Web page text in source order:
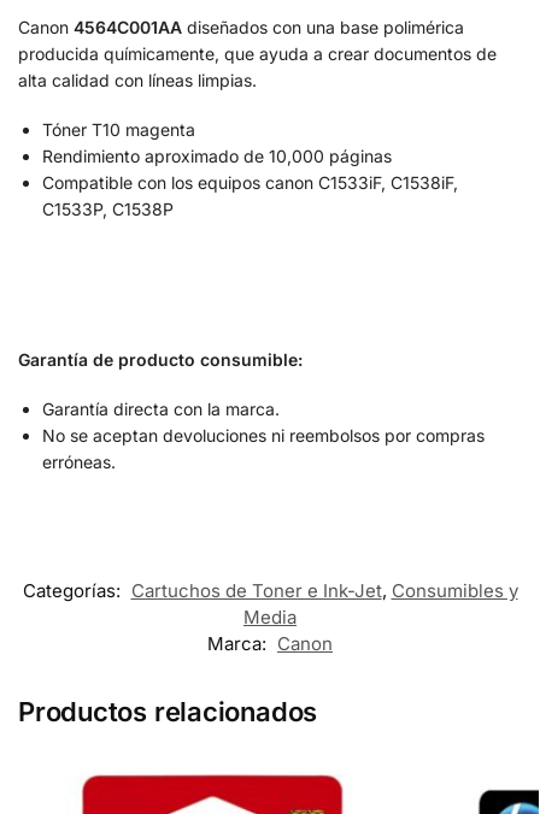
Canon 4564C001AA diseñados con una base polimérica
producida químicamente, que ayuda a crear documentos de
alta calidad con líneas limpias.
Tóner T10 magenta
Rendimiento aproximado de 10,000 páginas
Compatible con los equipos canon C1533iF, C1538iF,
C1533P, C1538P
Garantía de producto consumible:
Garantía directa con la marca.
No se aceptan devoluciones ni reembolsos por compras
erróneas.
Categorías: Cartuchos de Toner e Ink-Jet, Consumibles y
Media
Marca: Canon
Productos relacionados